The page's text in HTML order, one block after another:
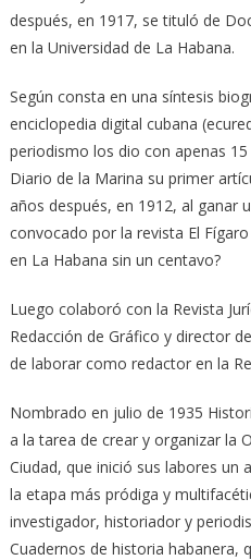
después, en 1917, se tituló de
en la Universidad de La Habana.
Según consta en una síntesis
enciclopedia digital cubana
periodismo los dio con apenas
Diario de la Marina su primer
años después, en 1912, al ganar
convocado por la revista El
en La Habana sin un centavo?
Luego colaboró con la Revista
Redacción de Gráfico y director
de laborar como redactor en la
Nombrado en julio de 1935
a la tarea de crear y organizar la
Ciudad, que inició sus labores un
la etapa más pródiga y
investigador, historiador y
Cuadernos de historia habanera,